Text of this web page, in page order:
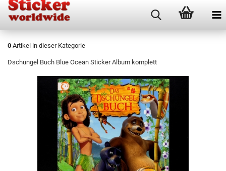
0 Artikel in dieser Kategorie
Dschungel Buch Blue Ocean Sticker Album komplett